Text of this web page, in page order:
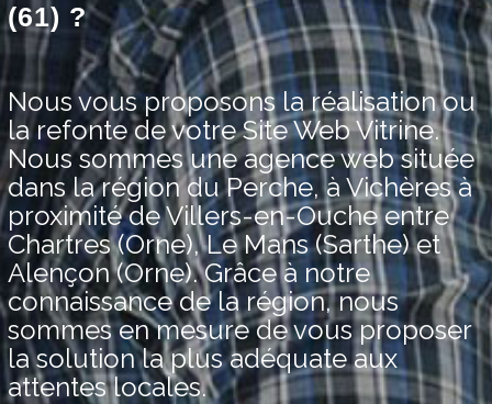
(61) ?
Nous vous proposons la réalisation ou
la refonte de votre Site Web Vitrine.
Nous sommes une agence web située
dans la région du Perche, à Vichères à
proximité de Villers-en-Ouche entre
Chartres (Orne), Le Mans (Sarthe) et
Alençon (Orne). Grâce à notre
connaissance de la région, nous
sommes en mesure de vous proposer
la solution la plus adéquate aux
attentes locales.